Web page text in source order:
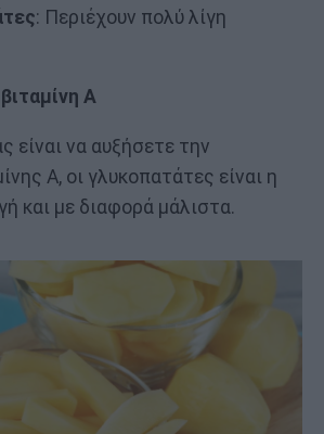
: Περιέχουν πολύ λίγη
Α
είναι να αυξήσετε την
Α, οι γλυκοπατάτες είναι η
και με διαφορά μάλιστα.